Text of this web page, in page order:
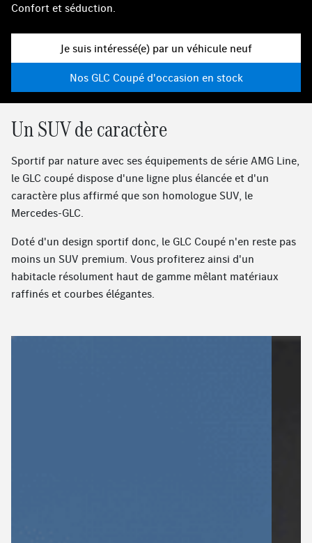
Confort et séduction.
Je suis intéressé(e) par un véhicule neuf
Nos GLC Coupé d'occasion en stock
Un SUV de caractère
Sportif par nature avec ses équipements de série AMG Line,
le GLC coupé dispose d'une ligne plus élancée et d'un
caractère plus affirmé que son homologue SUV, le
Mercedes-GLC.
Doté d'un design sportif donc, le GLC Coupé n'en reste pas
moins un SUV premium. Vous profiterez ainsi d'un
habitacle résolument haut de gamme mêlant matériaux
raffinés et courbes élégantes.